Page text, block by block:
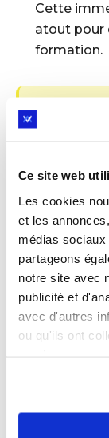
Ce site web
Les cookies
et les
médias
partageons
notre site avec
publicité et
avec d'autres
ou qu'ils ont
Cette
atout pour
formation.
une
une
4. Les
d’études
permettre